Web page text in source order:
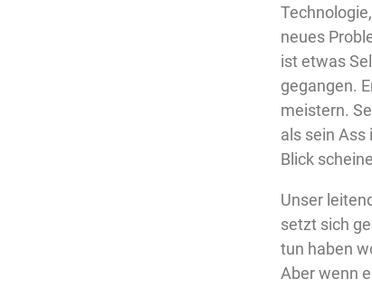
neues
ist etwas
gegangen.
meistern.
als sein Ass
Blick
Unser
setzt sich
tun haben
Aber wenn